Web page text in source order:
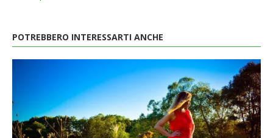
POTREBBERO INTERESSARTI ANCHE